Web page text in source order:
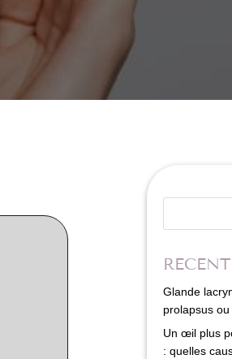
Glande
prolapsus
Un œil plus
: quelles